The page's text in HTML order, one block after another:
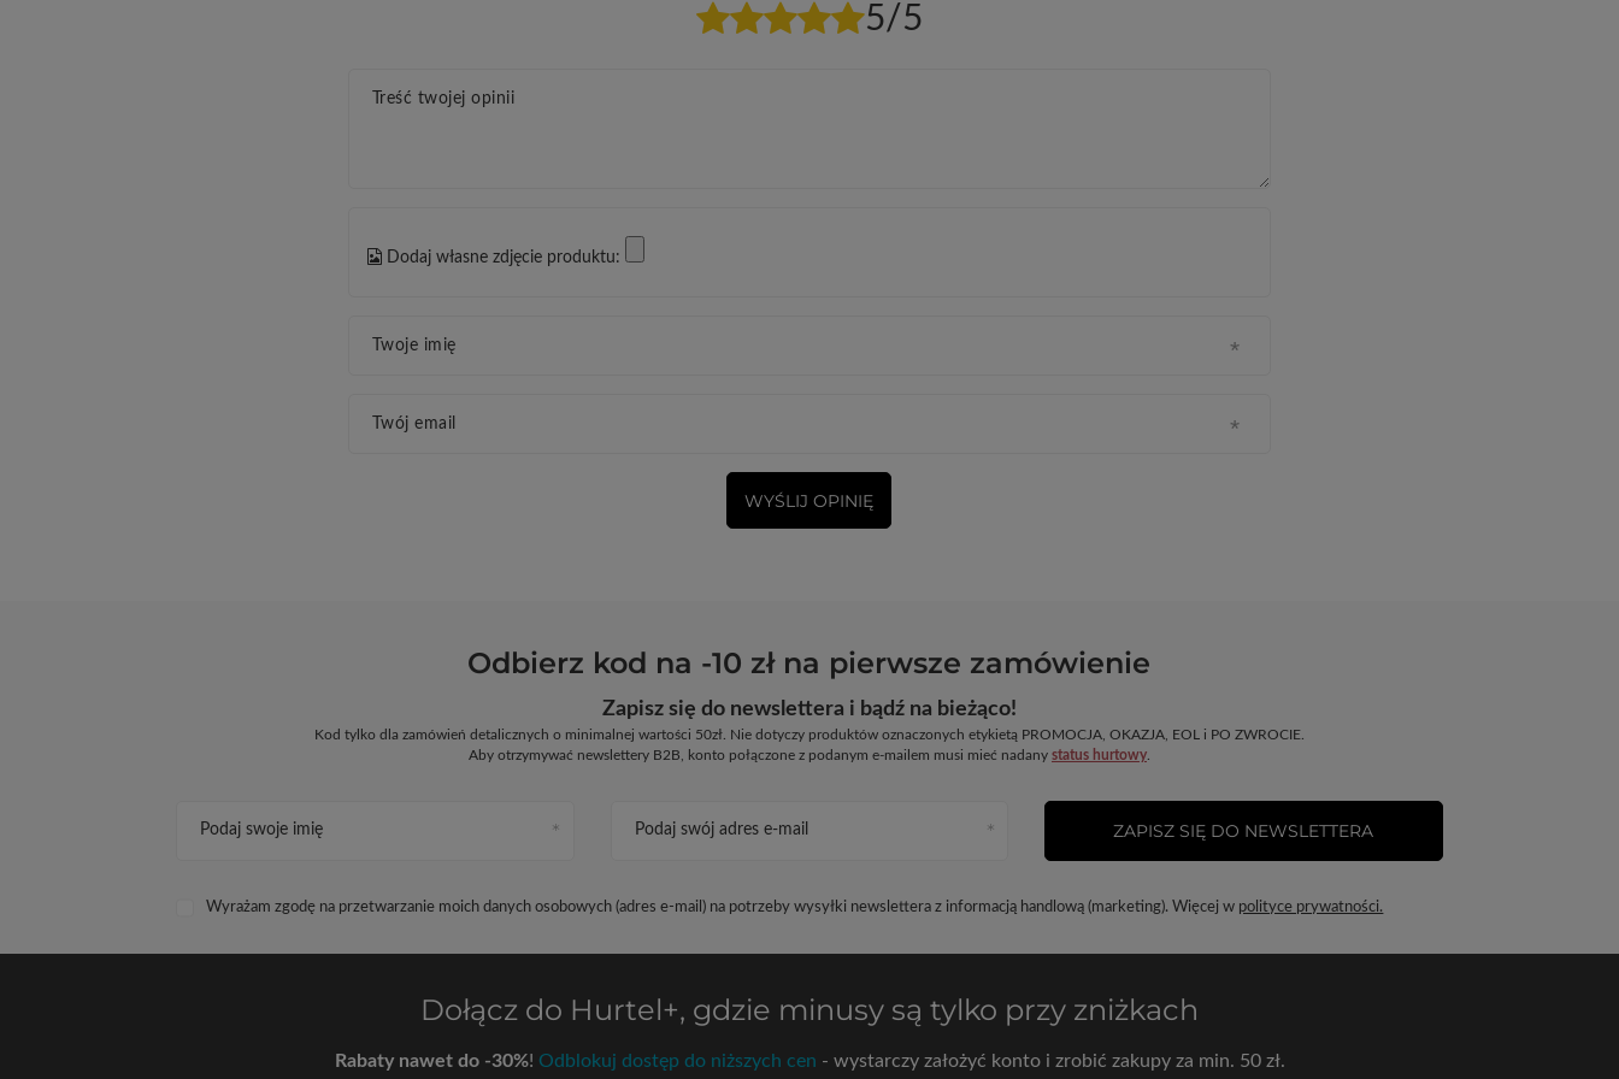
5/5
Treść twojej opinii
Dodaj własne zdjęcie produktu:
Twoje imię
Twój email
WYŚLIJ OPINIĘ
Odbierz kod na -10 zł na pierwsze zamówienie
Zapisz się do newslettera i bądź na bieżąco!
Kod tylko dla zamówień detalicznych o minimalnej wartości 50zł. Nie dotyczy produktów oznaczonych etykietą PROMOCJA, OKAZJA, EOL i PO ZWROCIE.
Aby otrzymywać newslettery B2B, konto połączone z podanym e-mailem musi mieć nadany status hurtowy.
Podaj swoje imię Podaj swój adres e-mail
Wyrażam zgodę na przetwarzanie moich danych osobowych (adres e-mail) na potrzeby wysyłki newslettera z informacją handlową (marketing). Więcej w polityce prywatności.
ZAPISZ SIĘ DO NEWSLETTERA
Dołącz do Hurtel+, gdzie minusy są tylko przy zniżkach
Rabaty nawet do -30%! Odblokuj dostęp do niższych cen - wystarczy założyć konto i zrobić zakupy za min. 50 zł.